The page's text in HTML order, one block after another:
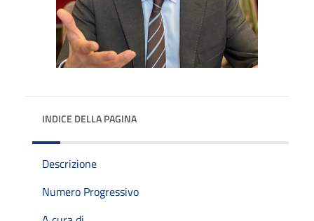
INDICE DELLA PAGINA
Descrizione
Numero Progressivo